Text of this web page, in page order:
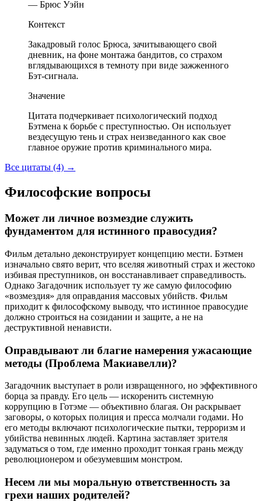
— Брюс Уэйн
Контекст
Закадровый голос Брюса, зачитывающего свой
дневник, на фоне монтажа бандитов, со страхом
вглядывающихся в темноту при виде зажженного
Бэт-сигнала.
Значение
Цитата подчеркивает психологический подход
Бэтмена к борьбе с преступностью. Он использует
вездесущую тень и страх неизведанного как свое
главное оружие против криминального мира.
Все цитаты (4) →
Философские вопросы
Может ли личное возмездие служить
фундаментом для истинного правосудия?
Фильм детально деконструирует концепцию мести. Бэтмен
изначально свято верит, что вселяя животный страх и жестоко
избивая преступников, он восстанавливает справедливость.
Однако Загадочник использует ту же самую философию
«возмездия» для оправдания массовых убийств. Фильм
приходит к философскому выводу, что истинное правосудие
должно строиться на созидании и защите, а не на
деструктивной ненависти.
Оправдывают ли благие намерения ужасающие
методы (Проблема Макиавелли)?
Загадочник выступает в роли извращенного, но эффективного
борца за правду. Его цель — искоренить системную
коррупцию в Готэме — объективно благая. Он раскрывает
заговоры, о которых полиция и пресса молчали годами. Но
его методы включают психологические пытки, терроризм и
убийства невинных людей. Картина заставляет зрителя
задуматься о том, где именно проходит тонкая грань между
революционером и обезумевшим монстром.
Несем ли мы моральную ответственность за
грехи наших родителей?